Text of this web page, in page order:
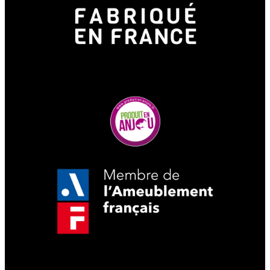
micro-forêts urbaines. Ils
répondent aux attentes des villes
engagées dans une transition
chaque étape, car chaque projet
est unique. Dimensions,
implantation, choix des matériaux,
ancrage au sol… notre équipe
conçoit et réalise votre projet sur
mesure, à vos côtés.